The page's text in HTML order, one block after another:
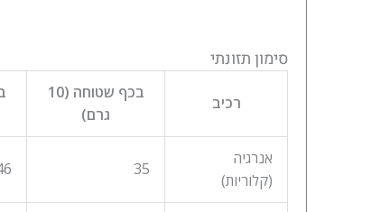
סימון תזונתי
רכיב
בכף שטוחה (10
גרם)
אנרגיה
(קלוריות)
35